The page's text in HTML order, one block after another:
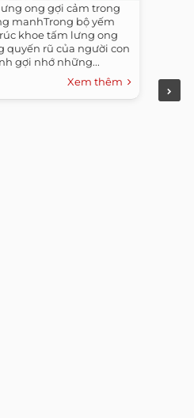
ong gợi cảm trong
manhTrong bộ yếm
khoe tấm lưng ong
quyến rũ của người con
gợi nhớ những...
Xem thêm